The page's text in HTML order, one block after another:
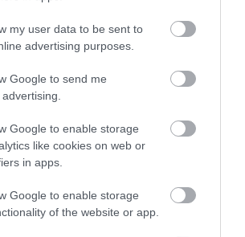
my user data to be sent to
advertising purposes.
Google to send me
Google to enable storage
like cookies on web or
in apps.
Google to enable storage
of the website or app.
από το Αλτχάιμερ